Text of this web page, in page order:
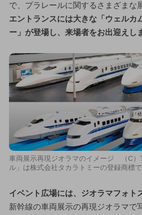
で、プラレールに関するさまざまな
エントランスには大きな「ウェルカ
ー」が登場し、来場者をお出迎えし
車両展示再現ジオラマのイメージ （C
ル」は株式会社タカラトミーの登録商標で
イベント広場には、ジオラマフォト
新幹線の車両展示の再現ジオラマで